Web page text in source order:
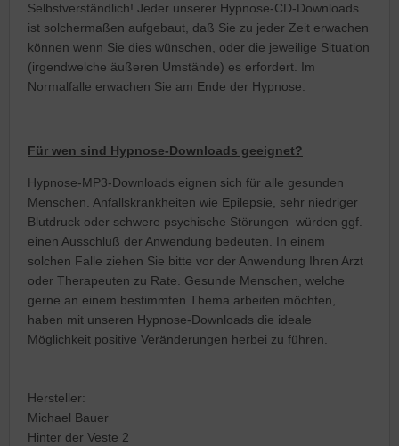
Selbstverständlich! Jeder unserer Hypnose-CD-Downloads
ist solchermaßen aufgebaut, daß Sie zu jeder Zeit erwachen
können wenn Sie dies wünschen, oder die jeweilige Situation
(irgendwelche äußeren Umstände) es erfordert. Im
Normalfalle erwachen Sie am Ende der Hypnose.
Für wen sind Hypnose-Downloads geeignet?
Hypnose-MP3-Downloads eignen sich für alle gesunden
Menschen. Anfallskrankheiten wie Epilepsie, sehr niedriger
Blutdruck oder schwere psychische Störungen würden ggf.
einen Ausschluß der Anwendung bedeuten. In einem
solchen Falle ziehen Sie bitte vor der Anwendung Ihren Arzt
oder Therapeuten zu Rate. Gesunde Menschen, welche
gerne an einem bestimmten Thema arbeiten möchten,
haben mit unseren Hypnose-Downloads die ideale
Möglichkeit positive Veränderungen herbei zu führen.
Hersteller:
Michael Bauer
Hinter der Veste 2